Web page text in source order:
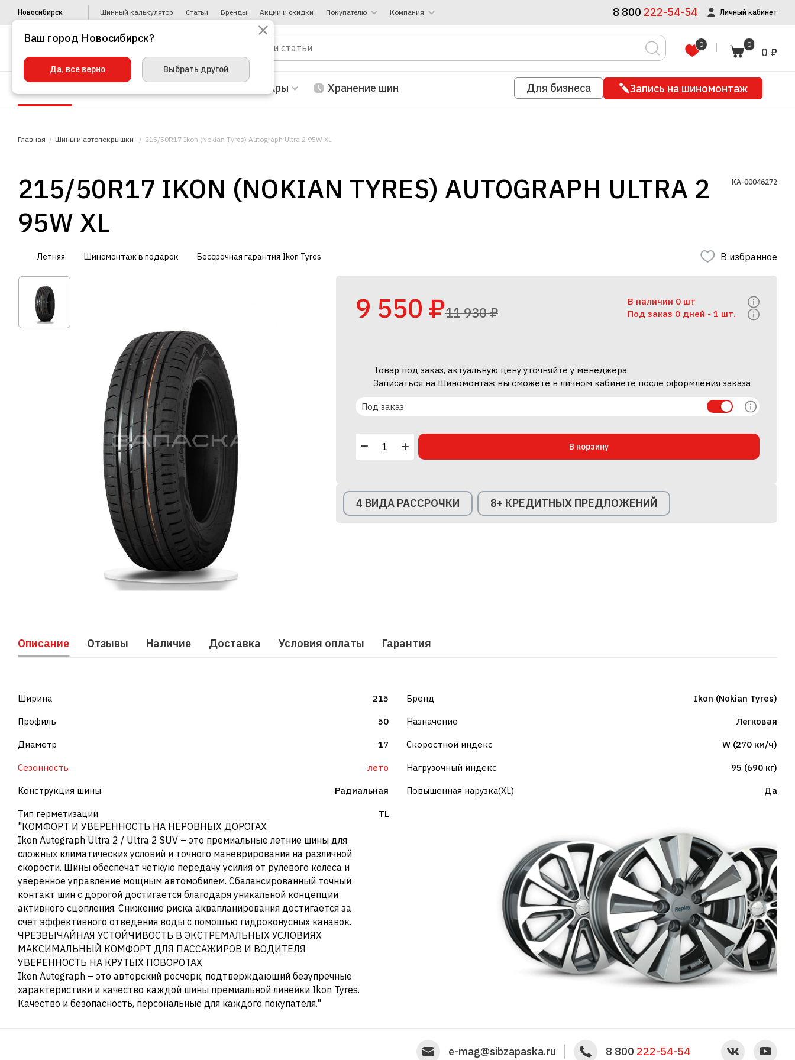
Новосибирск Шинный калькулятор Статьи Бренды Акции и скидки Покупателю Компания 8 800 222-54-54 Личный кабинет
0 0
0 ₽
Автотовары Хранение шин Для бизнеса Запись на шиномонтаж
Главная Шины и автопокрышки 215/50R17 Ikon (Nokian Tyres) Autograph Ultra 2 95W XL
215/50R17 IKON (NOKIAN TYRES) AUTOGRAPH ULTRA 2
95W XL
КА-00046272
Летняя Шиномонтаж в подарок Бессрочная гарантия Ikon Tyres В избранное
9 550 ₽11 930 ₽
В наличии 0 шт
Под заказ 0 дней - 1 шт.
Товар под заказ, актуальную цену уточняйте у менеджера
Записаться на Шиномонтаж вы сможете в личном кабинете после оформления заказа
Под заказ
В корзину
4 ВИДА РАССРОЧКИ 8+ КРЕДИТНЫХ ПРЕДЛОЖЕНИЙ
Описание Отзывы Наличие Доставка Условия оплаты Гарантия
Ширина 215
Профиль 50
Диаметр 17
Сезонность лето
Конструкция шины Радиальная
Тип герметизации TL
Бренд Ikon (Nokian Tyres)
Назначение Легковая
Скоростной индекс W (270 км/ч)
Нагрузочный индекс 95 (690 кг)
Повышенная нарузка(XL) Да
"КОМФОРТ И УВЕРЕННОСТЬ НА НЕРОВНЫХ ДОРОГАХ
Ikon Autograph Ultra 2 / Ultra 2 SUV – это премиальные летние шины для
сложных климатических условий и точного маневрирования на различной
скорости. Шины обеспечат четкую передачу усилия от рулевого колеса и
уверенное управление мощным автомобилем. Сбалансированный точный
контакт шин с дорогой достигается благодаря уникальной концепции
активного сцепления. Снижение риска аквапланирования достигается за
счет эффективного отведения воды с помощью гидроконусных канавок.
ЧРЕЗВЫЧАЙНАЯ УСТОЙЧИВОСТЬ В ЭКСТРЕМАЛЬНЫХ УСЛОВИЯХ
МАКСИМАЛЬНЫЙ КОМФОРТ ДЛЯ ПАССАЖИРОВ И ВОДИТЕЛЯ
УВЕРЕННОСТЬ НА КРУТЫХ ПОВОРОТАХ
Ikon Autograph – это авторский росчерк, подтверждающий безупречные
характеристики и качество каждой шины премиальной линейки Ikon Tyres.
Качество и безопасность, персональные для каждого покупателя."
e-mag@sibzapaska.ru 8 800 222-54-54
Ваш город Новосибирск?
Да, все верно Выбрать другой